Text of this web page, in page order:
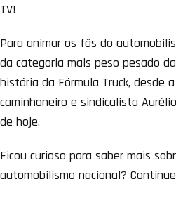
TV!
Para animar os fãs do
da categoria mais peso pesado
história da Fórmula Truck, desde
caminhoneiro e sindicalista
de hoje.
Ficou curioso para saber mais
automobilismo nacional?